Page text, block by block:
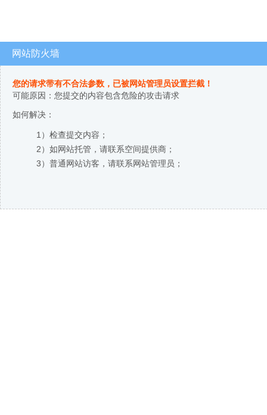
网站防火墙
您的请求带有不合法参数，已被网站管理员设置拦截！
可能原因：您提交的内容包含危险的攻击请求
如何解决：
1）检查提交内容；
2）如网站托管，请联系空间提供商；
3）普通网站访客，请联系网站管理员；